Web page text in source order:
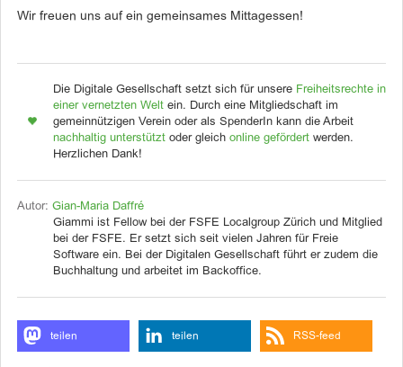
Wir freuen uns auf ein gemeinsames Mittagessen!
Die Digitale Gesellschaft setzt sich für unsere Freiheitsrechte in
einer vernetzten Welt ein. Durch eine Mitgliedschaft im
gemeinnützigen Verein oder als SpenderIn kann die Arbeit
nachhaltig unterstützt oder gleich online gefördert werden.
Herzlichen Dank!
Autor: Gian-Maria Daffré
Giammi ist Fellow bei der FSFE Localgroup Zürich und Mitglied
bei der FSFE. Er setzt sich seit vielen Jahren für Freie
Software ein. Bei der Digitalen Gesellschaft führt er zudem die
Buchhaltung und arbeitet im Backoffice.
teilen teilen RSS-feed